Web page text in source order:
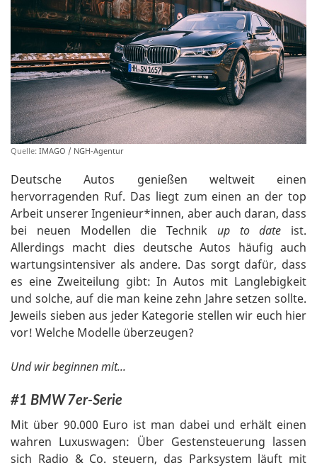
Quelle: IMAGO / NGH-Agentur
Deutsche Autos genießen weltweit einen
hervorragenden Ruf. Das liegt zum einen an der top
Arbeit unserer Ingenieur*innen, aber auch daran, dass
bei neuen Modellen die Technik up to date ist.
Allerdings macht dies deutsche Autos häufig auch
wartungsintensiver als andere. Das sorgt dafür, dass
es eine Zweiteilung gibt: In Autos mit Langlebigkeit
und solche, auf die man keine zehn Jahre setzen sollte.
Jeweils sieben aus jeder Kategorie stellen wir euch hier
vor! Welche Modelle überzeugen?
Und wir beginnen mit...
#1 BMW 7er-Serie
Mit über 90.000 Euro ist man dabei und erhält einen
wahren Luxuswagen: Über Gestensteuerung lassen
sich Radio & Co. steuern, das Parksystem läuft mit